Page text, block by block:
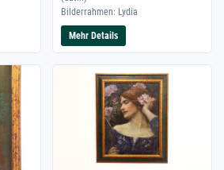
Bilderrahmen: Lydia
Mehr Details